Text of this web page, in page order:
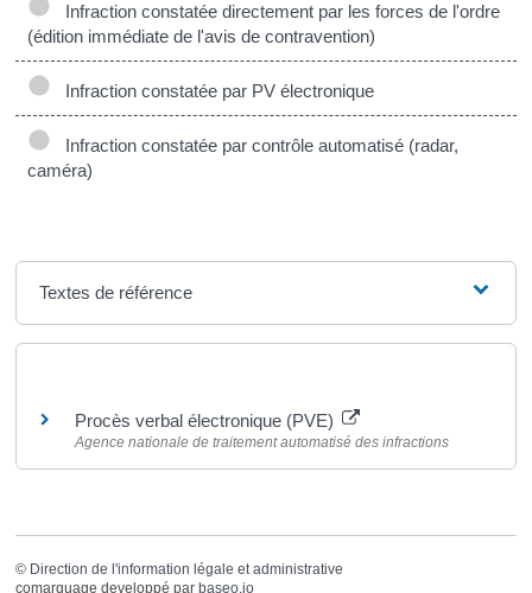
Infraction constatée directement par les forces de l'ordre
(édition immédiate de l'avis de contravention)
Infraction constatée par PV électronique
Infraction constatée par contrôle automatisé (radar,
caméra)
Textes de référence
Procès verbal électronique (PVE)
Agence nationale de traitement automatisé des infractions
© Direction de l'information légale et administrative
comarquage developpé par baseo.io